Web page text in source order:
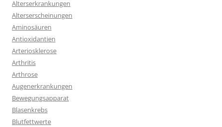
Alterserkrankungen
Alterserscheinungen
Aminosäuren
Antioxidantien
Arteriosklerose
Arthritis
Arthrose
Augenerkrankungen
Bewegungsapparat
Blasenkrebs
Blutfettwerte